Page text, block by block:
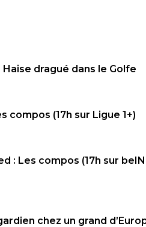
dragué dans le Golfe
compos (17h sur Ligue 1+)
: Les compos (17h sur beIN
chez un grand